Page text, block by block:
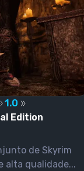
1.0
Edition
de Skyrim
alta qualidade...